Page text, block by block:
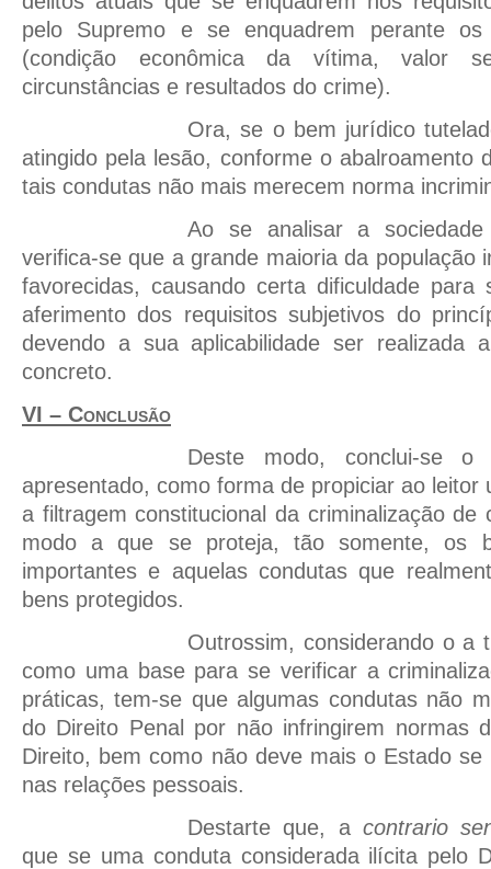
pelo Supremo e se enquadrem perante os
(condição econômica da vítima, valor
circunstâncias e resultados do crime).
Ora, se o bem jurídico
atingido pela lesão, conforme o abalroamento
tais condutas não mais merecem norma
Ao se analisar a
verifica-se que a grande maioria da população
favorecidas, causando certa dificuldade
aferimento dos requisitos subjetivos do
devendo a sua aplicabilidade ser realizada
concreto.
VI – Conclusão
Deste modo, conclui-se o
apresentado, como forma de propiciar ao leitor
a filtragem constitucional da criminalização de
modo a que se proteja, tão somente, os
importantes e aquelas condutas que
bens protegidos.
Outrossim, considerando o a
como uma base para se verificar a
práticas, tem-se que algumas condutas não
do Direito Penal por não infringirem normas
Direito, bem como não deve mais o Estado
nas relações pessoais.
Destarte que, a contrario
que se uma conduta considerada ilícita pelo